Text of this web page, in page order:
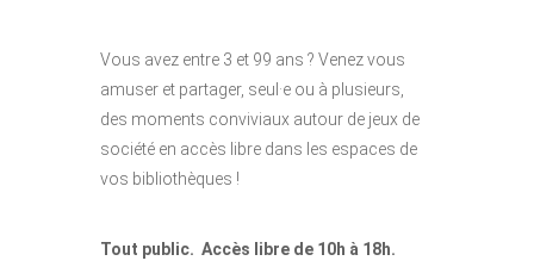
Vous avez entre 3 et 99 ans ? Venez vous
amuser et partager, seul·e ou à plusieurs,
des moments conviviaux autour de jeux de
société en accès libre dans les espaces de
vos bibliothèques !
Tout public. Accès libre de 10h à 18h.